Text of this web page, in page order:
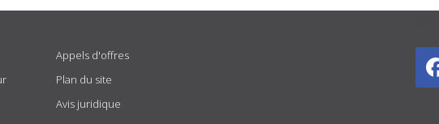
Appels d'offres
Plan du site
Avis juridique